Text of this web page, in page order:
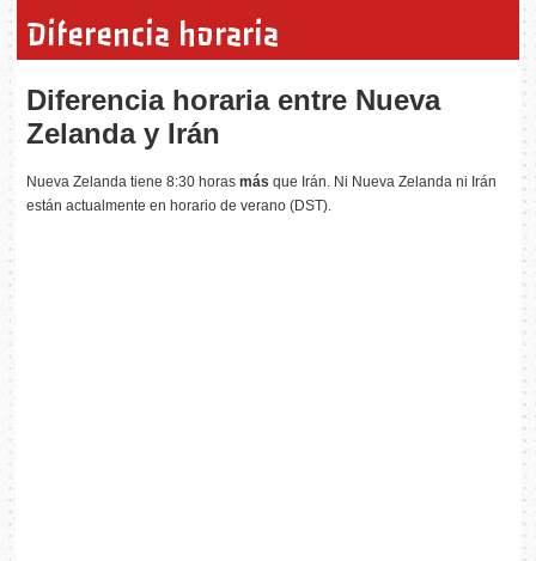
Diferencia horaria
Diferencia horaria entre Nueva
Zelanda y Irán
Nueva Zelanda tiene 8:30 horasmás que Irán. Ni Nueva Zelanda ni Irán
están actualmente en horario de verano (DST).